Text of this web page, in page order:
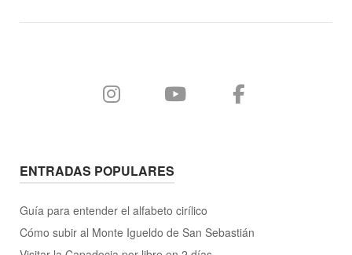
ENTRADAS POPULARES
Guía para entender el alfabeto cirílico
Cómo subir al Monte Igueldo de San Sebastián